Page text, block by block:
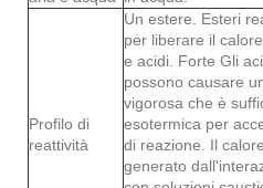
Profilo di
reattività
Un estere. Esteri
per liberare il
e acidi. Forte Gli
possono causare
vigorosa che è
esotermica per
di reazione. Il
generato